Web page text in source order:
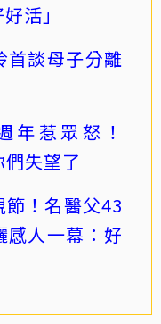
活」
首談母子分離
年惹眾怒！
失望了
！名醫父43
人一幕：好